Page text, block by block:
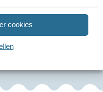
cookies